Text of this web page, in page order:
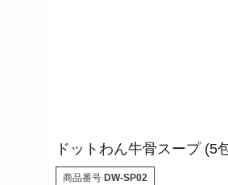
ドットわん牛骨スープ (5
商品番号 DW-SP02